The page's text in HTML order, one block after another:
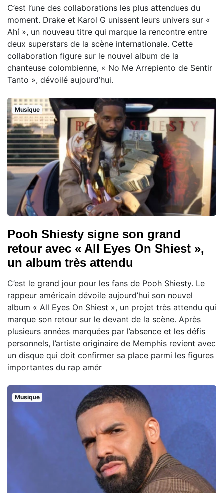
C’est l’une des collaborations les plus attendues du
moment. Drake et Karol G unissent leurs univers sur «
Ahí », un nouveau titre qui marque la rencontre entre
deux superstars de la scène internationale. Cette
collaboration figure sur le nouvel album de la
chanteuse colombienne, « No Me Arrepiento de Sentir
Tanto », dévoilé aujourd’hui.
Musique
Pooh Shiesty signe son grand
retour avec « All Eyes On Shiest »,
un album très attendu
C’est le grand jour pour les fans de Pooh Shiesty. Le
rappeur américain dévoile aujourd’hui son nouvel
album « All Eyes On Shiest », un projet très attendu qui
marque son retour sur le devant de la scène. Après
plusieurs années marquées par l’absence et les défis
personnels, l’artiste originaire de Memphis revient avec
un disque qui doit confirmer sa place parmi les figures
importantes du rap amér
Musique